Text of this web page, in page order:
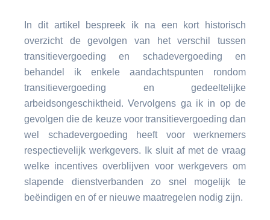
In dit artikel bespreek ik na een kort historisch
overzicht de gevolgen van het verschil tussen
transitievergoeding en schadevergoeding en
behandel ik enkele aandachtspunten rondom
transitievergoeding en gedeeltelijke
arbeidsongeschiktheid. Vervolgens ga ik in op de
gevolgen die de keuze voor transitievergoeding dan
wel schadevergoeding heeft voor werknemers
respectievelijk werkgevers. Ik sluit af met de vraag
welke incentives overblijven voor werkgevers om
slapende dienstverbanden zo snel mogelijk te
beëindigen en of er nieuwe maatregelen nodig zijn.